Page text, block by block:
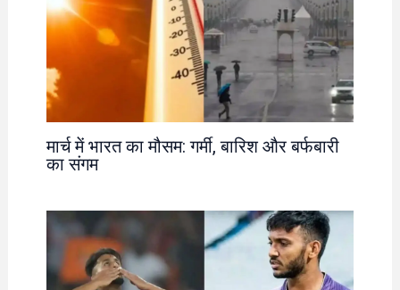
मार्च में भारत का मौसम: गर्मी, बारिश और बर्फबारी
का संगम